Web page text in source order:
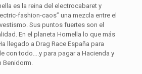
es la reina del electrocabaret y
fashion-caos” una mezcla entre el
Sus puntos fuertes son el
En el planeta Hornella lo que más
llegado a Drag Race España para
con todo….y para pagar a Hacienda y